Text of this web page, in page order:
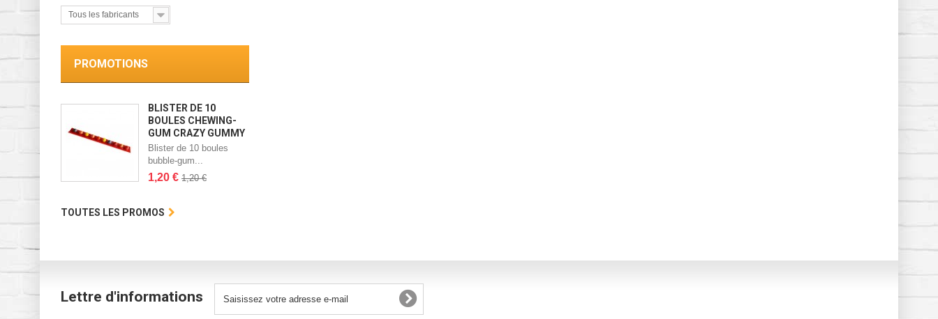
Tous les fabricants
PROMOTIONS
BLISTER DE 10
BOULES CHEWING-
GUM CRAZY GUMMY
Blister de 10 boules
bubble-gum...
1,20 € 1,20 €
TOUTES LES PROMOS
Lettre d'informations